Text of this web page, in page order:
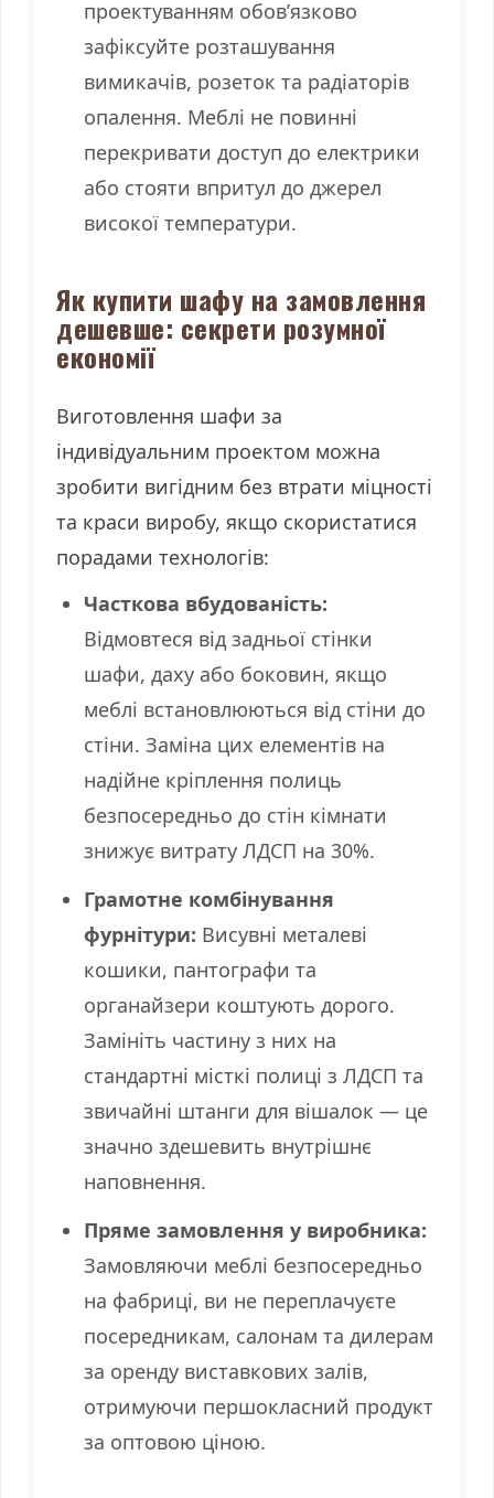
проектуванням обов’язково
зафіксуйте розташування
вимикачів, розеток та радіаторів
опалення. Меблі не повинні
перекривати доступ до електрики
або стояти впритул до джерел
високої температури.
Як купити шафу на замовлення
дешевше: секрети розумної
економії
Виготовлення шафи за
індивідуальним проектом можна
зробити вигідним без втрати міцності
та краси виробу, якщо скористатися
порадами технологів:
Часткова вбудованість:
Відмовтеся від задньої стінки
шафи, даху або боковин, якщо
меблі встановлюються від стіни до
стіни. Заміна цих елементів на
надійне кріплення полиць
безпосередньо до стін кімнати
знижує витрату ЛДСП на 30%.
Грамотне комбінування
фурнітури: Висувні металеві
кошики, пантографи та
органайзери коштують дорого.
Замініть частину з них на
стандартні місткі полиці з ЛДСП та
звичайні штанги для вішалок — це
значно здешевить внутрішнє
наповнення.
Пряме замовлення у виробника:
Замовляючи меблі безпосередньо
на фабриці, ви не переплачуєте
посередникам, салонам та дилерам
за оренду виставкових залів,
отримуючи першокласний продукт
за оптовою ціною.